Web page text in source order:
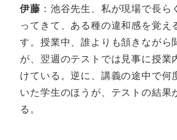
伊藤 ：池谷先生、私が現場で長ら
ってきて、ある種の違和感を覚え
す。授業中、誰よりも頷きながら
が、翌週のテストでは見事に授業
けている。逆に、講義の途中で何
いた学生のほうが、テストの結果
る。